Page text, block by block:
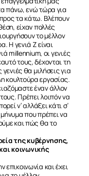
πάνω, ενώ τώρα για
τα κάτω. Βλέπουν
είχαν πολλές
το μέλλον
Η γενιά Ζ είναι
millennium, οι γενιές
τους, δέχονται τη
θα μιλήσεις για
κουλτούρα εργασίας.
έναν άλλον
Πρέπει λοιπόν να
ν’ αλλάξει κάτι σ’
που πρέπει να
και πώς θα το
της κυβέρνησης,
κοινωνικής
επικοινωνία και έχει